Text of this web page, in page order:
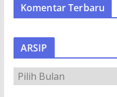
Komentar Terbaru
ARSIP
R